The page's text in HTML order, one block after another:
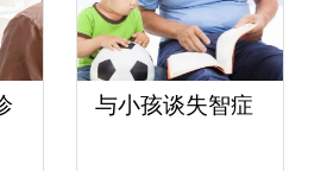
与小孩谈失智症